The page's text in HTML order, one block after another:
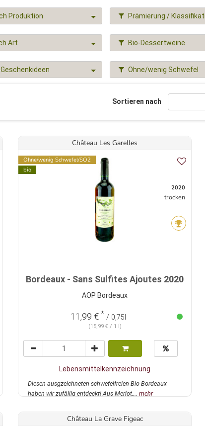
Produktion Prämierung /
Art Bio-Dessertweine
Ohne/wenig Schwefel
Sortieren nach
Château Les Garelles
Ohne/wenig Schwefel/SO2
bio
2020
trocken
Bordeaux - Sans Sulfites Ajoutes 2020
AOP Bordeaux
11,99 € * / 0,75l
(15,99 € / 1 l)
Lebensmittelkennzeichnung
Diesen ausgzeichneten schwefelfreien Bio-Bordeaux
haben wir zufällig entdeckt! Aus Merlot,... mehr
Château La Grave Figeac